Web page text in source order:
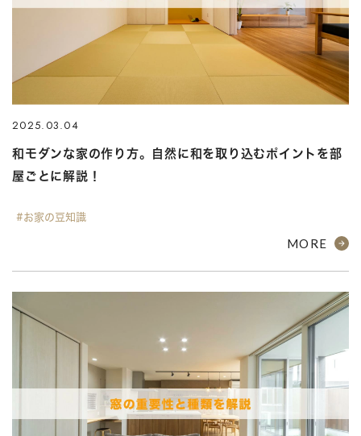
2025.03.04
和モダンな家の作り方。自然に和を取り込むポイントを部
屋ごとに解説！
#お家の豆知識
MORE